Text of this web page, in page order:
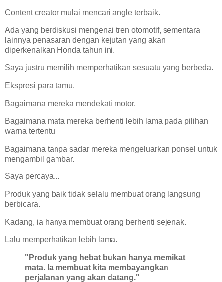
Content creator mulai mencari angle terbaik.
Ada yang berdiskusi mengenai tren otomotif, sementara
lainnya penasaran dengan kejutan yang akan
diperkenalkan Honda tahun ini.
Saya justru memilih memperhatikan sesuatu yang berbeda.
Ekspresi para tamu.
Bagaimana mereka mendekati motor.
Bagaimana mata mereka berhenti lebih lama pada pilihan
warna tertentu.
Bagaimana tanpa sadar mereka mengeluarkan ponsel untuk
mengambil gambar.
Saya percaya...
Produk yang baik tidak selalu membuat orang langsung
berbicara.
Kadang, ia hanya membuat orang berhenti sejenak.
Lalu memperhatikan lebih lama.
"Produk yang hebat bukan hanya memikat
mata. Ia membuat kita membayangkan
perjalanan yang akan datang."